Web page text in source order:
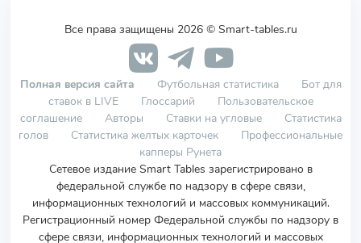
Все права защищены 2026 © Smart-tables.ru
Полная версия сайта Футбольная статистика
Бот для
ставок в LIVE
Глоссарий
Пользовательское
соглашение
Авторы Ставки на угловые
Статистика
голов
Статистика желтых карточек
Профессиональные
капперы Рунета
Сетевое издание Smart Tables зарегистрировано в
федеральной службе по надзору в сфере связи,
информационных технологий и массовых коммуникаций.
Регистрационный номер Федеральной службы по надзору в
сфере связи, информационных технологий и массовых